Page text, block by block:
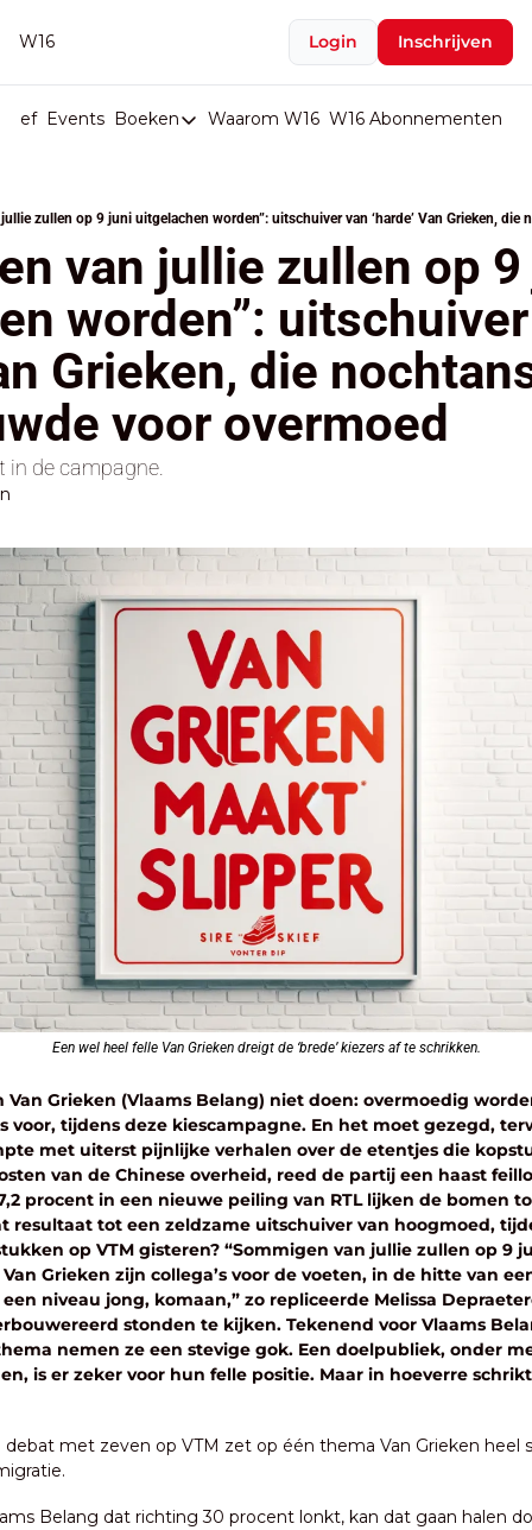
W16 Login Inschrijven
Events Boeken
Boeken
Boeken
Stop de Persen
Het Merk België
De Doodgravers van België
Bpost Hold-up
Waarom W16 W16 Abonnementen
van jullie zullen op
worden”:
Grieken, die
voor overmoed
in de campagne.
Een wel heel felle Van Grieken dreigt de ‘brede’ kiezers af te schrikken.
Van Grieken (Vlaams Belang) niet doen: overmoedig
voor, tijdens deze kiescampagne. En het moet gezegd,
met uiterst pijnlijke verhalen over de etentjes die
van de Chinese overheid, reed de partij een haast
procent in een nieuwe peiling van RTL lijken de bomen
resultaat tot een zeldzame uitschuiver van hoogmoed,
op VTM gisteren? “Sommigen van jullie zullen op 9
Grieken zijn collega’s voor de voeten, in de hitte van
niveau jong, komaan,” zo repliceerde Melissa
stonden te kijken. Tekenend voor Vlaams
nemen ze een stevige gok. Een doelpubliek, onder
is er zeker voor hun felle positie. Maar in hoeverre schrikt
met zeven op VTM zet op één thema Van Grieken heel
Belang dat richting 30 procent lonkt, kan dat gaan halen